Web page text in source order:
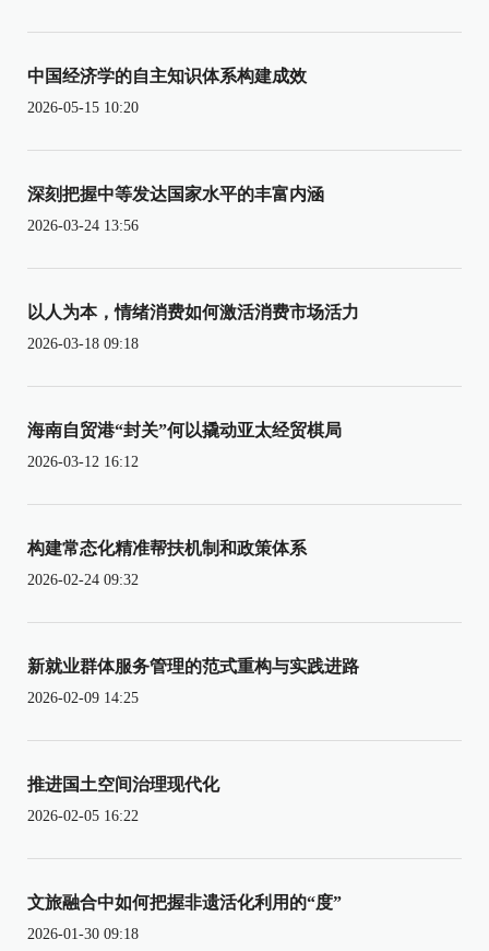
中国经济学的自主知识体系构建成效
2026-05-15 10:20
深刻把握中等发达国家水平的丰富内涵
2026-03-24 13:56
以人为本，情绪消费如何激活消费市场活力
2026-03-18 09:18
海南自贸港“封关”何以撬动亚太经贸棋局
2026-03-12 16:12
构建常态化精准帮扶机制和政策体系
2026-02-24 09:32
新就业群体服务管理的范式重构与实践进路
2026-02-09 14:25
推进国土空间治理现代化
2026-02-05 16:22
文旅融合中如何把握非遗活化利用的“度”
2026-01-30 09:18